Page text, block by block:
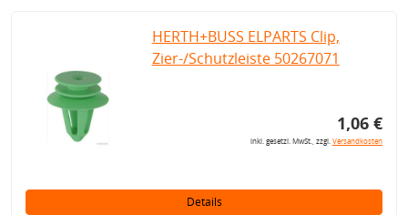
HERTH+BUSS ELPARTS Clip,
Zier-/Schutzleiste 50267071
1,06 €
inkl. gesetzl. MwSt., zzgl.Versandkosten
Details